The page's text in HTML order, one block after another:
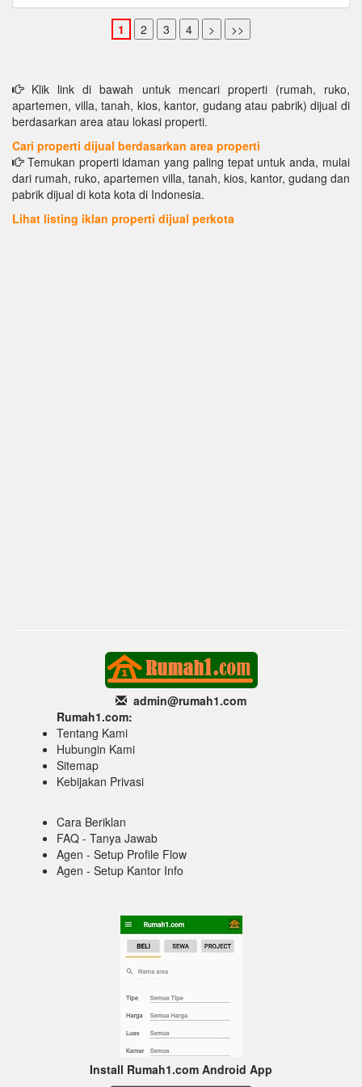
Klik link di bawah untuk mencari properti (rumah, ruko,
apartemen, villa, tanah, kios, kantor, gudang atau pabrik) dijual di
berdasarkan area atau lokasi properti.
Cari properti dijual berdasarkan area properti
Temukan properti idaman yang paling tepat untuk anda, mulai
dari rumah, ruko, apartemen villa, tanah, kios, kantor, gudang dan
pabrik dijual di kota kota di Indonesia.
Lihat listing iklan properti dijual perkota
admin@rumah1.com
Rumah1.com:
Tentang Kami
Hubungin Kami
Sitemap
Kebijakan Privasi
Cara Beriklan
FAQ - Tanya Jawab
Agen - Setup Profile Flow
Agen - Setup Kantor Info
Install Rumah1.com Android App